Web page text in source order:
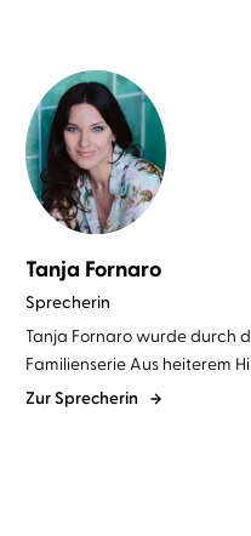
Tanja Fornaro
Sprecherin
Tanja Fornaro wurde durch
Familienserie Aus heiterem
Zur Sprecherin